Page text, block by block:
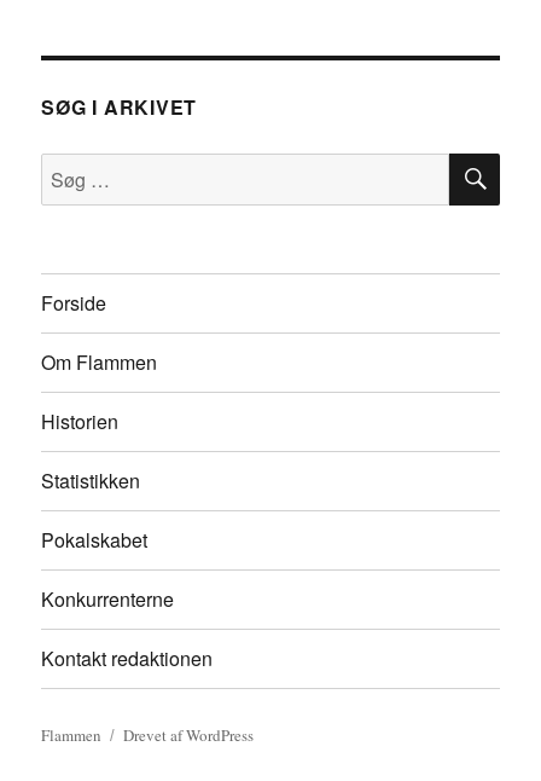
SØG I ARKIVET
Søg
efter:
SØG
Forside
Om Flammen
Historien
Statistikken
Pokalskabet
Konkurrenterne
Kontakt redaktionen
Flammen Drevet af WordPress